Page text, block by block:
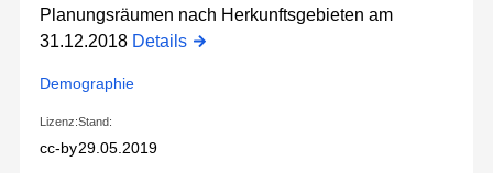
Planungsräumen nach Herkunftsgebieten am
31.12.2018 Details
Demographie
Lizenz:
cc-by
Stand:
29.05.2019